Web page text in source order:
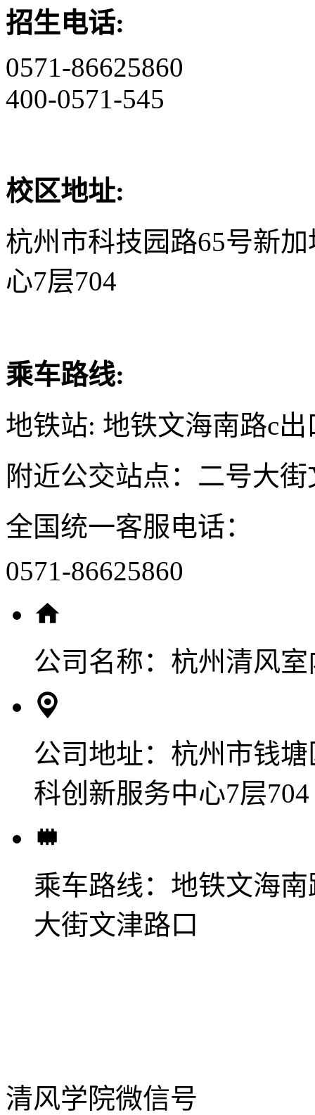
招生电话:
0571-86625860
400-0571-545
校区地址:
杭州市科技园路65号新
心7层704
乘车路线:
地铁站: 地铁文海南路c出
附近公交站点：二号大
全国统一客服电话：
0571-86625860
公司名称： 杭州清风
公司地址： 杭州市钱
科创新服务中心7层704
乘车路线： 地铁文海
大街文津路口
清风学院微信号